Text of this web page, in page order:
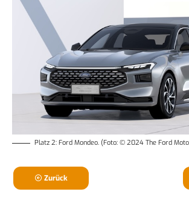
Platz 2: Ford Mondeo. (Foto: © 2024 The Ford
Zurück